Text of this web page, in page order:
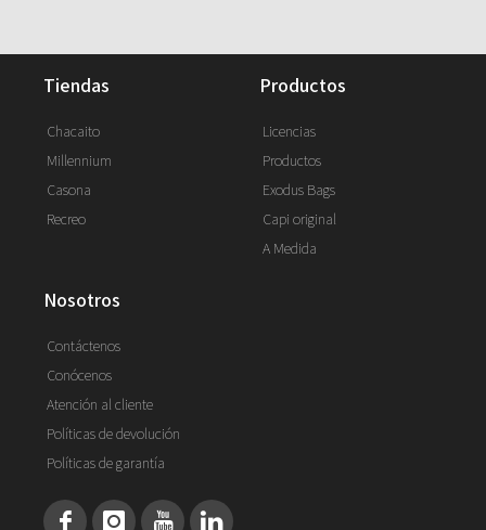
tiendas
Chacaito
Millennium
Casona
Recreo
productos
Licencias
Productos
Exodus Bags
Capi original
A Medida
nosotros
Contáctenos
Conócenos
Atención al cliente
Políticas de devolución
Políticas de garantía